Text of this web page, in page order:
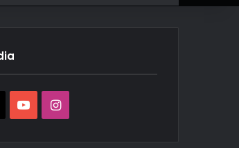
YouTubeInstagram